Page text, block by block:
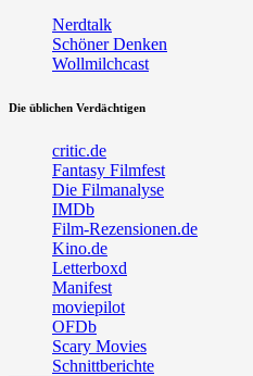
Nerdtalk
Schöner Denken
Wollmilchcast
Die üblichen Verdächtigen
critic.de
Fantasy Filmfest
Die Filmanalyse
IMDb
Film-Rezensionen.de
Kino.de
Letterboxd
Manifest
moviepilot
OFDb
Scary Movies
Schnittberichte